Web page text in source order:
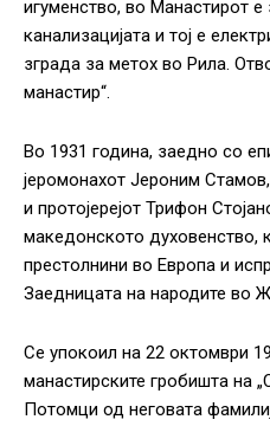
игуменство, во Манастирот
канализацијата и тој е
зграда за метох во Рила.
манастир“.
Во 1931 година, заедно со
јеромонахот Јероним
и протојерејот Трифон
македонското духовенство,
престолнини во Европа и
Заедницата на народите во
Се упокоил на 22 октомври
манастирските гробишта на
Потомци од неговата